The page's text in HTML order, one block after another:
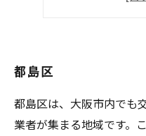
都島区
都島区は、大阪市内でも
業者が集まる地域です。